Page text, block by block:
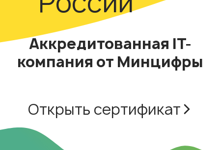
Аккредитованная IT-
компания от Минцифры
Открыть сертификат